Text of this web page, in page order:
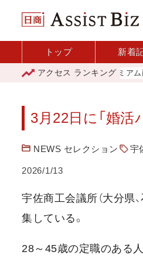
トップ 新着
アクセス ランキング
「青森市プレミアム商品
3月22日に「婚活
NEWS セレクション 宇
2026/1/13
宇佐商工会議所（大分県
集している。
28～45歳の定職のある